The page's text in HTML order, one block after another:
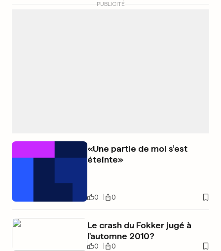
«Une partie de moi s’est
éteinte»
0 0
Le crash du Fokker jugé à
l'automne 2010?
0 0
PUBLICITÉ